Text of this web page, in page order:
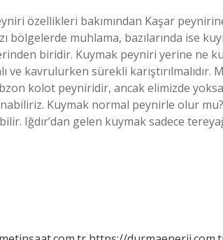
özellikleri bakımından Kaşar
bölgelerde muhlama, bazılarında ise
biridir. Kuymak peyniri yerine ne
kavrulurken sürekli karıştırılmalıdır.
kolot peyniridir, ancak elimizde
Kuymak normal peynirle olur mu?
Iğdır’dan gelen kuymak sadece